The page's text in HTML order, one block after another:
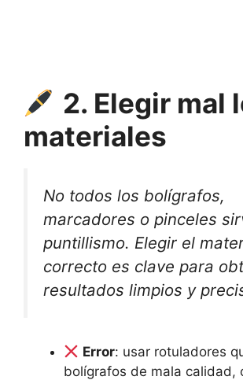
2. Elegir mal
materiales
No todos los bolígrafos,
marcadores o pinceles
puntillismo. Elegir el
correcto es clave para
resultados limpios y
Error: usar rotuladores
bolígrafos de mala calidad,